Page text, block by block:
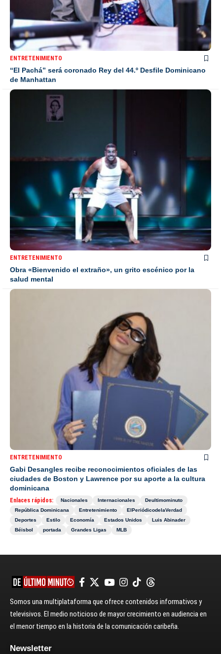
ENTRETENIMIENTO
“El Pachá” será coronado Rey del 44.º Desfile Dominicano
de Manhattan
ENTRETENIMIENTO
Obra «Bienvenido el extraño», un grito escénico por la
salud mental
ENTRETENIMIENTO
Gabi Desangles recibe reconocimientos oficiales de las
ciudades de Boston y Lawrence por su aporte a la cultura
dominicana
Enlaces rápidos: Nacionales Internacionales
Deultimominuto
República Dominicana
Entretenimiento
ElPeriódicodelaVerdad
Deportes
Estilo Economía Estados Unidos
Luis Abinader
Béisbol
portada Grandes Ligas MLB
Somos una multiplataforma que ofrece contenidos informativos y
televisivos. El medio noticioso de mayor crecimiento en audiencia en
el menor tiempo en la historia de la comunicación caribeña.
Newsletter